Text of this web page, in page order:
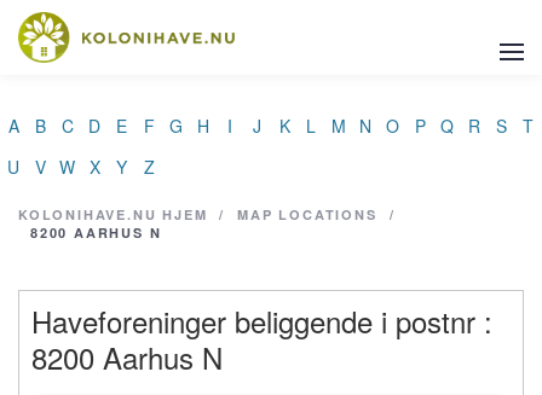
A B C D E F G H I J K L M N O P Q R S
T
U
V W X Y Z
KOLONIHAVE.NU HJEM / MAP LOCATIONS
/
8200 AARHUS N
Haveforeninger beliggende i postnr :
8200 Aarhus N